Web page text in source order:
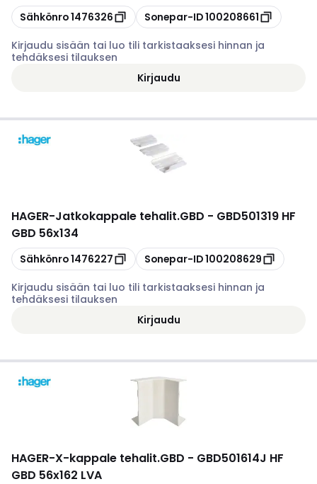
Kopioi
Sähkönro1476326 Kopioi
Sonepar-ID100208661
Kirjaudu sisään tai luo tili tarkistaaksesi hinnan ja
tehdäksesi tilauksen
Kirjaudu
HAGER-Jatkokappale tehalit.GBD - GBD501319 HF
GBD 56x134
Kopioi
Sähkönro1476227 Kopioi
Sonepar-ID100208629
Kirjaudu sisään tai luo tili tarkistaaksesi hinnan ja
tehdäksesi tilauksen
Kirjaudu
HAGER-X-kappale tehalit.GBD - GBD501614J HF
GBD 56x162 LVA